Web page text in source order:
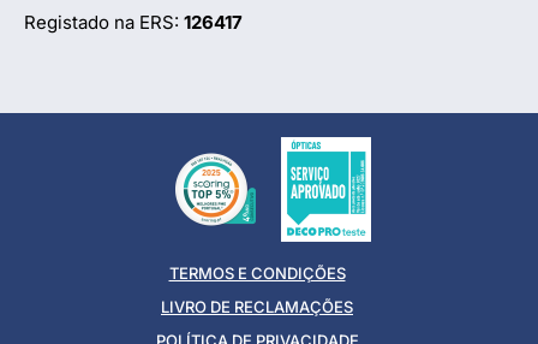
Registado na ERS: 126417
TERMOS E CONDIÇÕES
LIVRO DE RECLAMAÇÕES
POLÍTICA DE PRIVACIDADE